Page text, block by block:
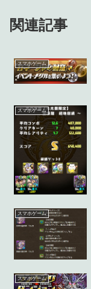
関連記事
スマホゲーム
スマホゲーム
スマホゲーム
スマホゲーム